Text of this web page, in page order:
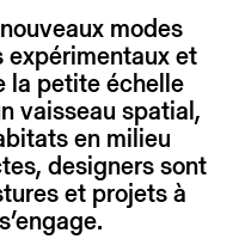
modes
et
la petite échelle
vaisseau spatial,
en milieu
designers sont
et projets à